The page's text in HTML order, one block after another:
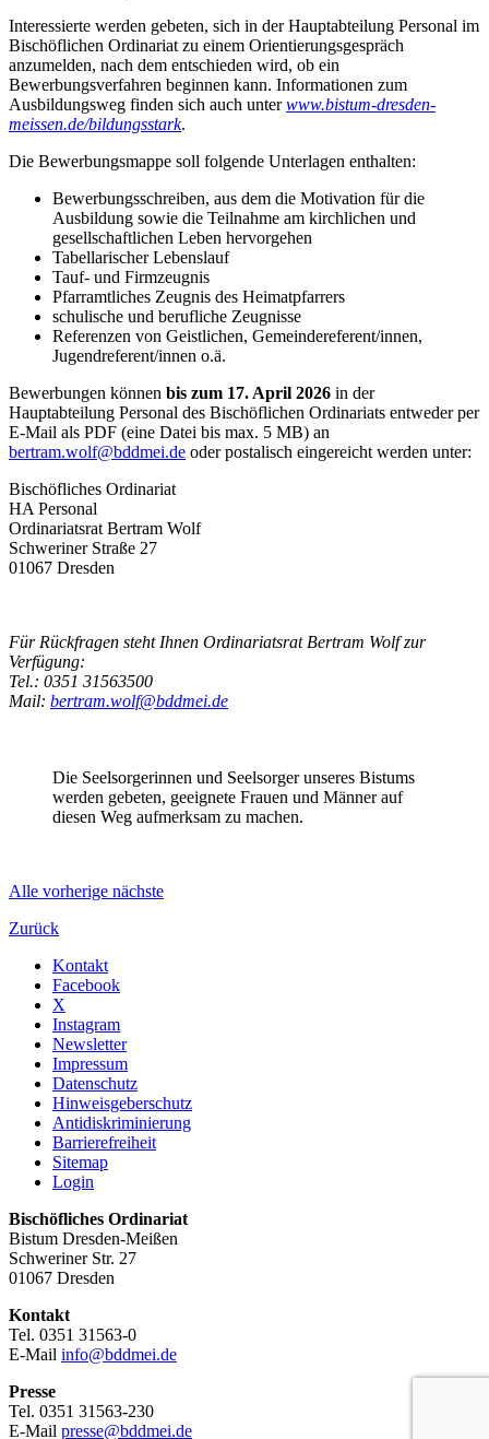
Interessierte werden gebeten, sich in der Hauptabteilung Personal im
Bischöflichen Ordinariat zu einem Orientierungsgespräch
anzumelden, nach dem entschieden wird, ob ein
Bewerbungsverfahren beginnen kann. Informationen zum
Ausbildungsweg finden sich auch unterwww.bistum-dresden-
meissen.de/bildungsstark.
Die Bewerbungsmappe soll folgende Unterlagen enthalten:
Bewerbungsschreiben, aus dem die Motivation für die
Ausbildung sowie die Teilnahme am kirchlichen und
gesellschaftlichen Leben hervorgehen
Tabellarischer Lebenslauf
Tauf- und Firmzeugnis
Pfarramtliches Zeugnis des Heimatpfarrers
schulische und berufliche Zeugnisse
Referenzen von Geistlichen, Gemeindereferent/innen,
Jugendreferent/innen o.ä.
Bewerbungen können bis zum 17. April 2026 in der
Hauptabteilung Personal des Bischöflichen Ordinariats entweder per
E-Mail als PDF (eine Datei bis max. 5 MB) an
bertram.wolf@bddmei.de oder postalisch eingereicht werden unter:
Bischöfliches Ordinariat
HA Personal
Ordinariatsrat Bertram Wolf
Schweriner Straße 27
01067 Dresden
Für Rückfragen steht Ihnen Ordinariatsrat Bertram Wolf zur
Verfügung:
Tel.: 0351 31563500
Mail: bertram.wolf@bddmei.de
Die Seelsorgerinnen und Seelsorger unseres Bistums
werden gebeten, geeignete Frauen und Männer auf
diesen Weg aufmerksam zu machen.
Alle vorherige nächste
Zurück
Kontakt
Facebook
X
Instagram
Newsletter
Impressum
Datenschutz
Hinweisgeberschutz
Antidiskriminierung
Barrierefreiheit
Sitemap
Login
Bischöfliches Ordinariat
Bistum Dresden-Meißen
Schweriner Str. 27
01067 Dresden
Kontakt
Tel. 0351 31563-0
E-Mail info@bddmei.de
Presse
Tel. 0351 31563-230
E-Mail presse@bddmei.de